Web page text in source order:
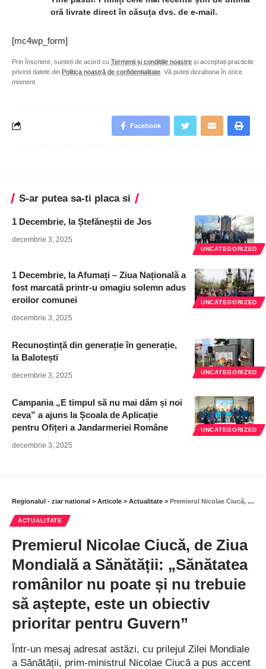
oră livrate direct în căsuța dvs. de e-mail.
[mc4wp_form]
Prin înscriere, sunteți de acord cu Termenii și condițiile noastre și acceptați practicile
privind datele din Politica noastră de confidențialitate . Vă puteți dezabona în orice
moment.
Facebook
S-ar putea sa-ti placa si
UNCATEGORIZED
1 Decembrie, la Ștefăneștii de Jos
decembrie 3, 2025
UNCATEGORIZED
1 Decembrie, la Afumați – Ziua Națională a
fost marcată printr-u omagiu solemn adus
eroilor comunei
decembrie 3, 2025
UNCATEGORIZED
Recunoștință din generație în generație,
la Balotești
decembrie 3, 2025
UNCATEGORIZED
Campania „E timpul să nu mai dăm și noi
ceva” a ajuns la Școala de Aplicație
pentru Ofițeri a Jandarmeriei Române
decembrie 3, 2025
Regionalul - ziar national > Articole > Actualitate > Premierul Nicolae Ciucă, de Ziua Mondială a Sănătății: „Sănătatea românilor nu poate și nu trebuie să aștepte, este un obiectiv prioritar pentru Guvern”
ACTUALITATE
Premierul Nicolae Ciucă, de Ziua
Mondială a Sănătății: „Sănătatea
românilor nu poate și nu trebuie
să aștepte, este un obiectiv
prioritar pentru Guvern”
Într-un mesaj adresat astăzi, cu prilejul Zilei Mondiale
a Sănătății, prim-ministrul Nicolae Ciucă a pus accent